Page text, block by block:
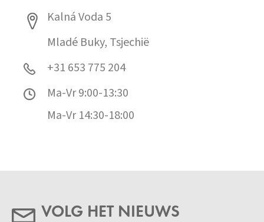
Kalná Voda 5
Mladé Buky, Tsjechië
+31 653 775 204
Ma-Vr 9:00-13:30
Ma-Vr 14:30-18:00
VOLG HET NIEUWS